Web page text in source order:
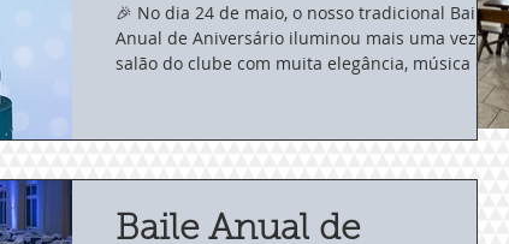
🎉 No dia 24 de maio, o nosso tradicional Baile
Anual de Aniversário iluminou mais uma vez o
salão do clube com muita elegância, música e...
Baile Anual de